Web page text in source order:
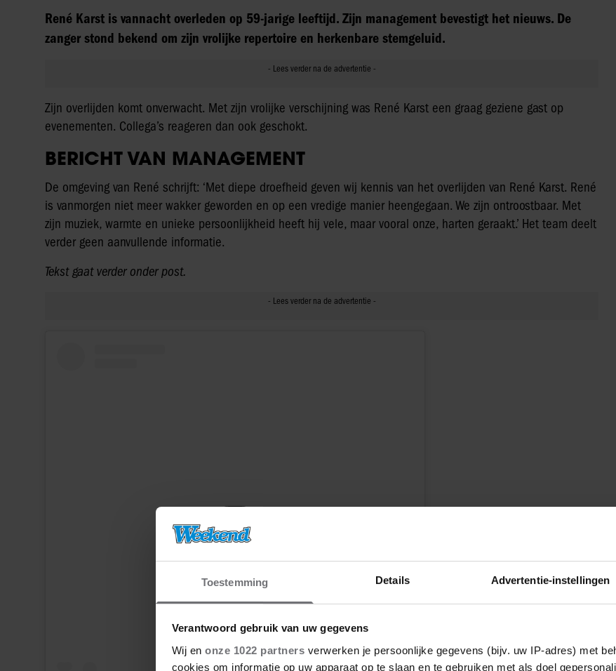
Toestemming Details Advertentie-instellingen
Verantwoord gebruik van uw gegevens
Wij en onze 1022 partners verwerken je persoonlijke gegevens (bijv. uw IP-adres) met
cookies om informatie op uw apparaat op te slaan en te gebruiken met als doel
René Karst is vannacht overleden op 59-jarige leeftijd. Zijn management bevestigt het nieuws. De
zanger stond bekend om zijn vrolijke repertoire en herkenbare stemgeluid.
Zijn overlijden komt onverwacht. Met zijn vrolijke verschijning was René Karst een graag geziene gast op
evenementen. Collega’s reageren dan ook geschokt.
BERICHT VAN MANAGEMENT
De omgeving van René schrijft: ‘Met diepe droefheid geven wij kennis van het overlijden van René Karst. René
is vanmorgen niet meer wakker geworden en op een vredige manier heengegaan. We zijn ontroostbaar. Met
zijn muziek, warmte en unieke persoonlijkheid heeft hij vele, maar vooral onze, harten geraakt.’ Het team deelt
verder geen aanvullende informatie.
Tekst gaat verder onder post.
Dit bericht op Instagram bekijken